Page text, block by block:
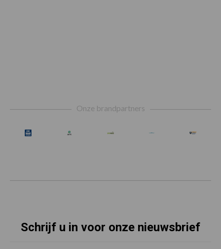
Onze brandpartners
Schrijf u in voor onze nieuwsbrief